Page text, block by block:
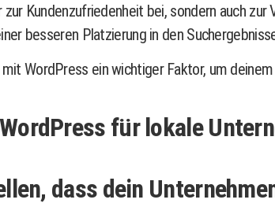
Kundenzufriedenheit bei, sondern auch
besseren Platzierung in den
WordPress ein wichtiger Faktor, um
für lokale
dass dein